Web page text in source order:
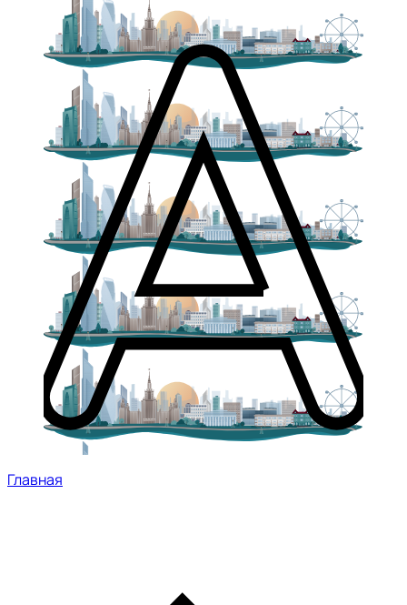
Главная